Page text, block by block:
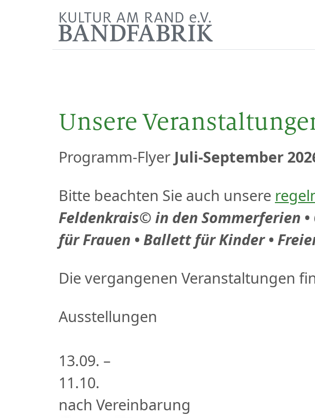
Unsere
Programm-Flyer Juli-September
Bitte beachten Sie auch unsere
Feldenkrais© in den Sommerferien •
für Frauen • Ballett für Kinder •
Die vergangenen Veranstaltungen
Ausstellungen
13.09. –
11.10.
nach Vereinbarung